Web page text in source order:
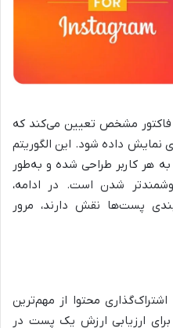
فاکتور مشخص تعیین می‌کند که
نمایش داده شود. این الگوریتم
هر کاربر طراحی شده و به‌طور
شدن است. در ادامه،
پست‌ها نقش دارند، مرور
محتوا از مهم‌ترین
ارزیابی ارزش یک پست در